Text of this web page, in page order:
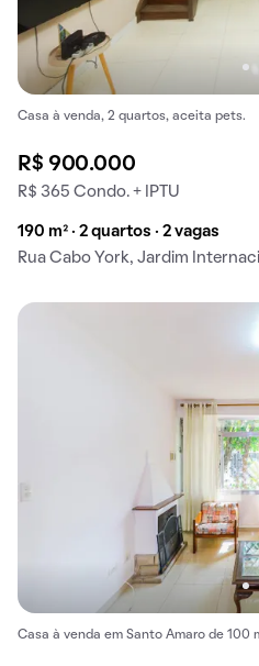
Casa à venda, 2 quartos, aceita pets.
R$ 900.000
R$ 365 Condo. + IPTU
190 m² · 2 quartos · 2 vagas
Rua Cabo York, Jardim
Casa à venda em Santo Amaro de 100